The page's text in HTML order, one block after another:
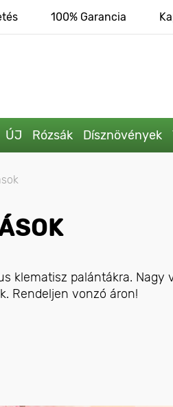
100% Garancia
ÚJ Rózsák Dísznövények
klematisz palántákra. Nagy
Rendeljen vonzó áron!